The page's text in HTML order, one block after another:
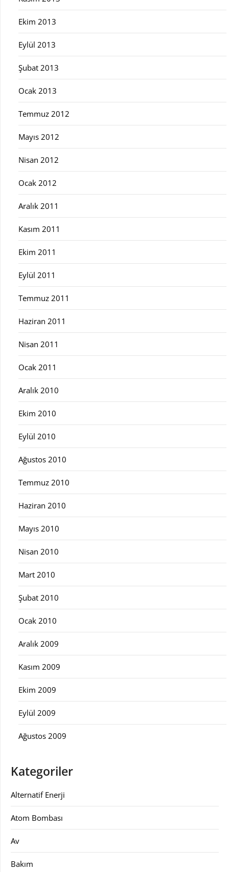
Ekim 2013
Eylül 2013
Şubat 2013
Ocak 2013
Temmuz 2012
Mayıs 2012
Nisan 2012
Ocak 2012
Aralık 2011
Kasım 2011
Ekim 2011
Eylül 2011
Temmuz 2011
Haziran 2011
Nisan 2011
Ocak 2011
Aralık 2010
Ekim 2010
Eylül 2010
Ağustos 2010
Temmuz 2010
Haziran 2010
Mayıs 2010
Nisan 2010
Mart 2010
Şubat 2010
Ocak 2010
Aralık 2009
Kasım 2009
Ekim 2009
Eylül 2009
Ağustos 2009
Kategoriler
Alternatif Enerji
Atom Bombası
Av
Bakım